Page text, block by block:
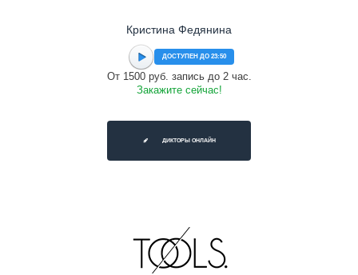
Кристина Федянина
ДОСТУПЕН ДО 23:50
От 1500 руб. запись до 2 час.
Закажите сейчас!
ДИКТОРЫ ОНЛАЙН